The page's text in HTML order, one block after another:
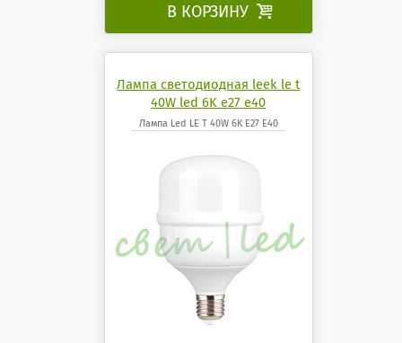
В КОРЗИНУ 
Лампа светодиодная leek le t
40W led 6K e27 e40
Лампа Led LE T 40W 6K E27 E40